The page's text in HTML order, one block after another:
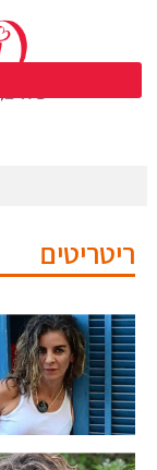
ריטריטים